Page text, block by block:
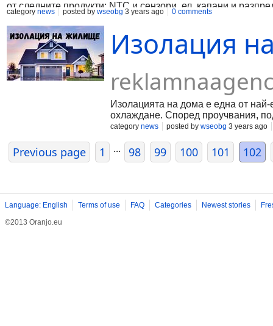
от следните продукти: NTC и сензори, ел. капани и
захранващи маркучи, ключове, колелца, кутии за прах,
термостати и др. Качествените продукти от раздела
световно известни марки съдомиялни машини, като:
много други. В сектора „Резервни части за
съдомиялни. За да научите повече за нашите продукти,
category news posted by wseobg 3 years ago 0 comments
Изолация
Изолацията на дома е една от
охлаждане. Според проучвания,
category news posted by wseobg 3 years ago
Previous page 1 ... 98 99 100 101 102
Language: English Terms of use FAQ Categories Newest stories
©2013 Oranjo.eu